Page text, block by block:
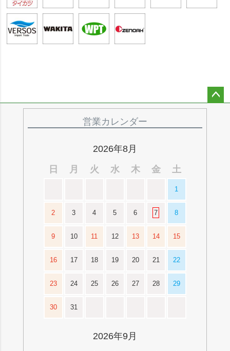
営業カレンダー
2026年8月
日
月 火 水 木 金 土
1
2 3 4 5 6 7 8
9 10 11 12 13 14 15
16 17 18 19 20 21 22
23 24 25 26 27 28 29
30 31
2026年9月